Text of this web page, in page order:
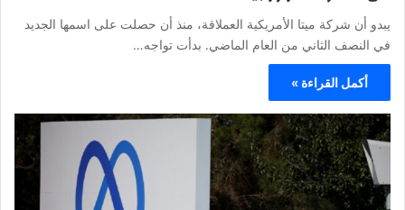
يبدو أن شركة ميتا الأمريكية العملاقة، منذ أن حصلت على اسمها الجديد
في النصف الثاني من العام الماضي. بدأت تواجه…
أكمل القراءة »